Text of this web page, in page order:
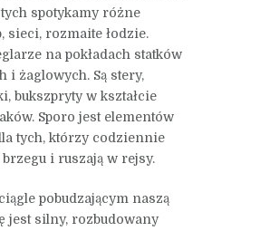
spotykamy różne
sieci, rozmaite łodzie.
na pokładach statków
i żaglowych. Są stery,
bukszpryty w kształcie
Sporo jest elementów
tych, którzy codziennie
i ruszają w rejsy.
pobudzającym naszą
jest silny, rozbudowany